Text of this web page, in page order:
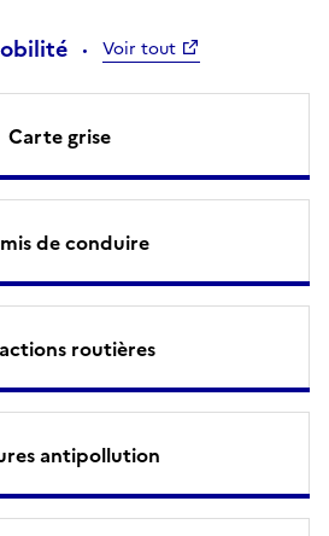
Voir tout
Carte grise
de conduire
routières
antipollution